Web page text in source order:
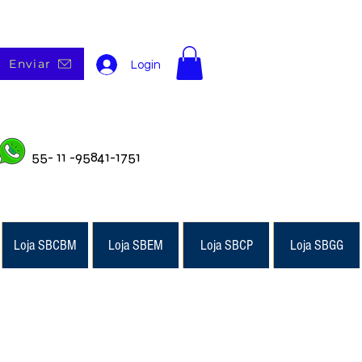
Login
Enviar
55- 11 -95841-1751
Loja SBCBM Loja SBEM Loja SBCP Loja SBGG